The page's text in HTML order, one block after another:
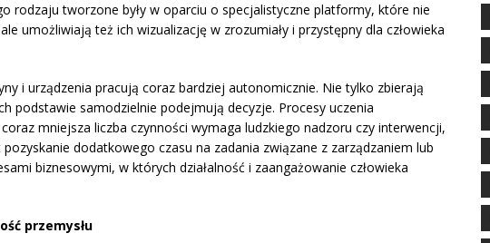
rodzaju tworzone były w oparciu o specjalistyczne platformy, które nie
umożliwiają też ich wizualizację w zrozumiały i przystępny dla człowieka
i urządzenia pracują coraz bardziej autonomicznie. Nie tylko zbierają
podstawie samodzielnie podejmują decyzje. Procesy uczenia
mniejsza liczba czynności wymaga ludzkiego nadzoru czy interwencji,
dodatkowego czasu na zadania związane z zarządzaniem lub
biznesowymi, w których działalność i zaangażowanie człowieka
przemysłu